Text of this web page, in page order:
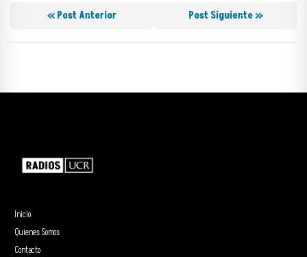
« Post Anterior Post Siguiente »
Inicio
Quienes Somos
Contacto